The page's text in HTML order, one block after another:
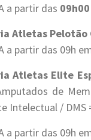
a partir das 09h00
Atletas Pelotão
a partir das 09h
Atletas Elite
de
Intelectual /
a partir das 09h